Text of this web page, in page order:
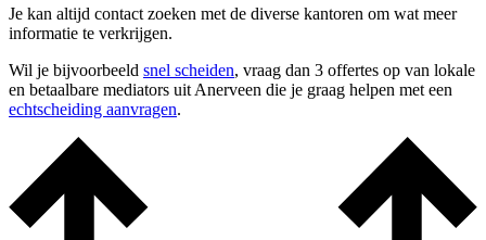
Je kan altijd contact zoeken met de diverse kantoren om wat meer
informatie te verkrijgen.
Wil je bijvoorbeeld snel scheiden, vraag dan 3 offertes op van lokale
en betaalbare mediators uit Anerveen die je graag helpen met een
echtscheiding aanvragen.